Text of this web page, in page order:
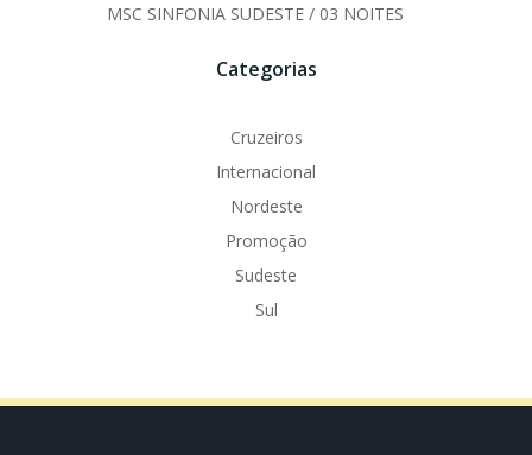
MSC SINFONIA SUDESTE / 03 NOITES
Categorias
Cruzeiros
Internacional
Nordeste
Promoção
Sudeste
Sul